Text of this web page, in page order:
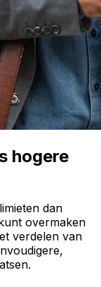
hogere
dan
overmaken
verdelen van